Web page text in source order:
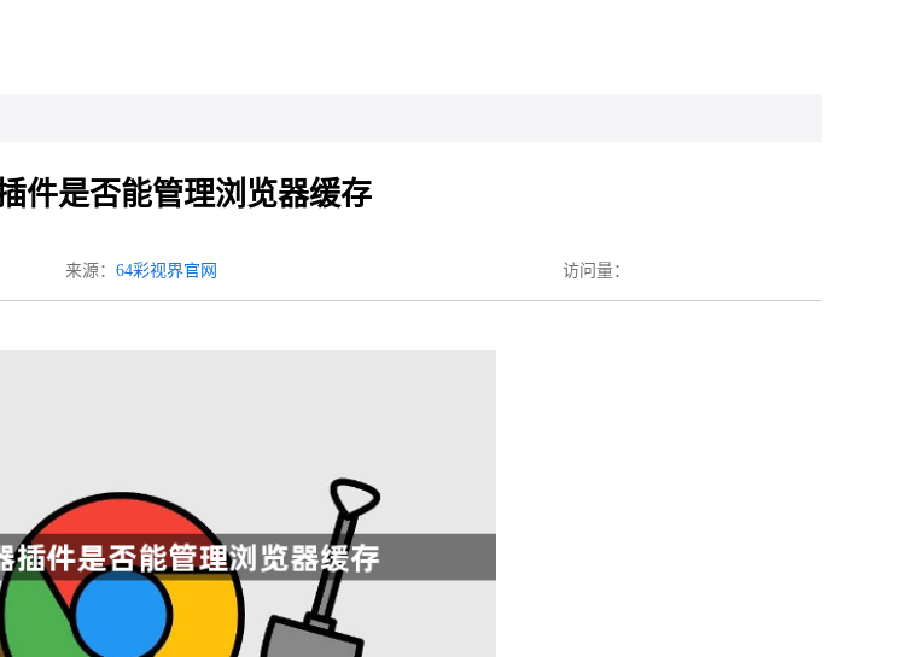
件是否能管理浏览器缓存
来源： 64彩视界官网 访问量：